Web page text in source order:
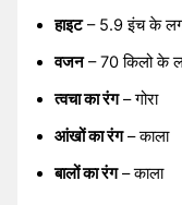
हाइट– 5.9 इंच के
वजन– 70 किलो के
त्वचा का रंग– गोरा
आंखों का रंग– काला
बालों का रंग– काला